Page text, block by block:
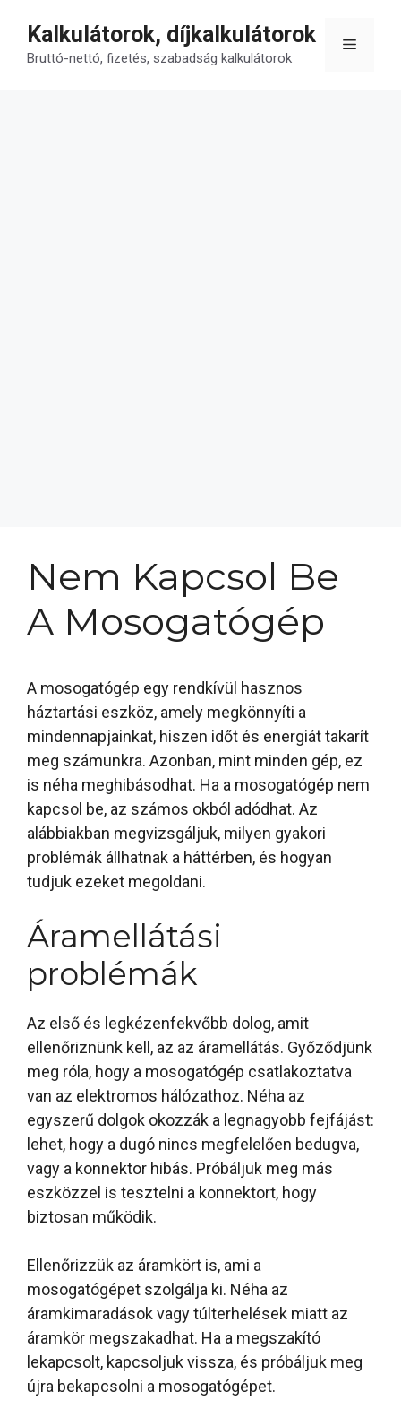
tartalomba
Kalkulátorok, díjkalkulátorok
Bruttó-nettó, fizetés, szabadság kalkulátorok
Menü
Nem Kapcsol Be
A Mosogatógép
A mosogatógép egy rendkívül hasznos
háztartási eszköz, amely megkönnyíti a
mindennapjainkat, hiszen időt és energiát takarít
meg számunkra. Azonban, mint minden gép, ez
is néha meghibásodhat. Ha a mosogatógép nem
kapcsol be, az számos okból adódhat. Az
alábbiakban megvizsgáljuk, milyen gyakori
problémák állhatnak a háttérben, és hogyan
tudjuk ezeket megoldani.
Áramellátási
problémák
Az első és legkézenfekvőbb dolog, amit
ellenőriznünk kell, az az áramellátás. Győződjünk
meg róla, hogy a mosogatógép csatlakoztatva
van az elektromos hálózathoz. Néha az
egyszerű dolgok okozzák a legnagyobb fejfájást:
lehet, hogy a dugó nincs megfelelően bedugva,
vagy a konnektor hibás. Próbáljuk meg más
eszközzel is tesztelni a konnektort, hogy
biztosan működik.
Ellenőrizzük az áramkört is, ami a
mosogatógépet szolgálja ki. Néha az
áramkimaradások vagy túlterhelések miatt az
áramkör megszakadhat. Ha a megszakító
lekapcsolt, kapcsoljuk vissza, és próbáljuk meg
újra bekapcsolni a mosogatógépet.